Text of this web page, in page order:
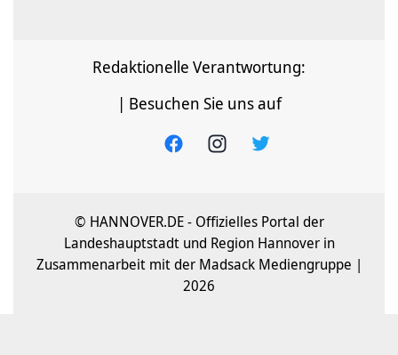
Redaktionelle Verantwortung:
| Besuchen Sie uns auf
© HANNOVER.DE - Offizielles Portal der
Landeshauptstadt und Region Hannover in
Zusammenarbeit mit der Madsack Mediengruppe |
2026